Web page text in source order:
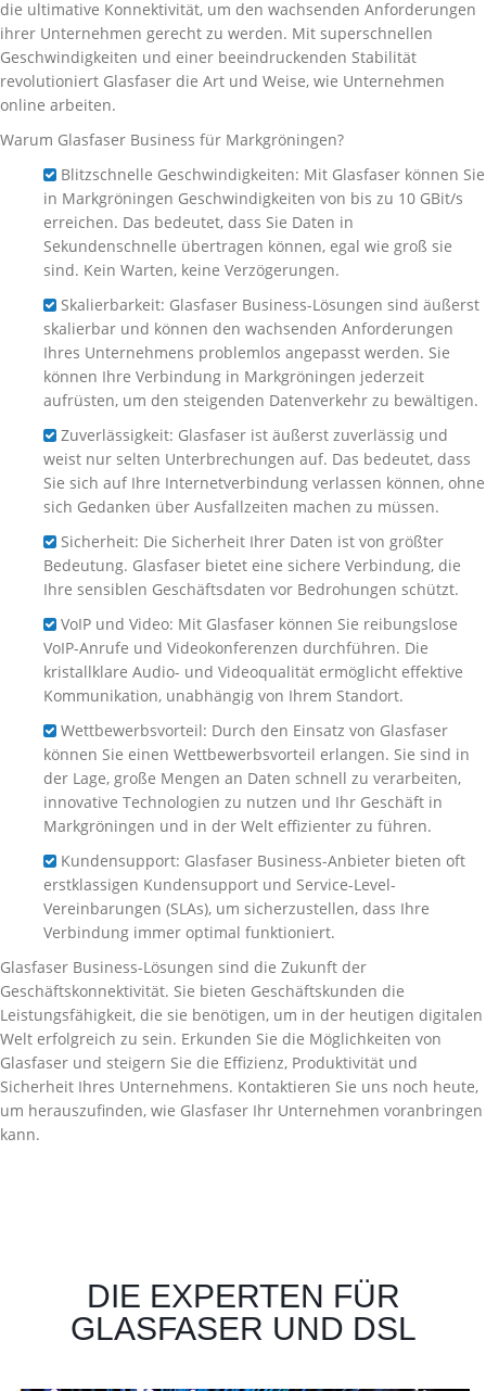
die ultimative Konnektivität, um den wachsenden Anforderungen
ihrer Unternehmen gerecht zu werden. Mit superschnellen
Geschwindigkeiten und einer beeindruckenden Stabilität
revolutioniert Glasfaser die Art und Weise, wie Unternehmen
online arbeiten.
Warum Glasfaser Business für Markgröningen?
Blitzschnelle Geschwindigkeiten: Mit Glasfaser können Sie
in Markgröningen Geschwindigkeiten von bis zu 10 GBit/s
erreichen. Das bedeutet, dass Sie Daten in
Sekundenschnelle übertragen können, egal wie groß sie
sind. Kein Warten, keine Verzögerungen.
Skalierbarkeit: Glasfaser Business-Lösungen sind äußerst
skalierbar und können den wachsenden Anforderungen
Ihres Unternehmens problemlos angepasst werden. Sie
können Ihre Verbindung in Markgröningen jederzeit
aufrüsten, um den steigenden Datenverkehr zu bewältigen.
Zuverlässigkeit: Glasfaser ist äußerst zuverlässig und
weist nur selten Unterbrechungen auf. Das bedeutet, dass
Sie sich auf Ihre Internetverbindung verlassen können, ohne
sich Gedanken über Ausfallzeiten machen zu müssen.
Sicherheit: Die Sicherheit Ihrer Daten ist von größter
Bedeutung. Glasfaser bietet eine sichere Verbindung, die
Ihre sensiblen Geschäftsdaten vor Bedrohungen schützt.
VoIP und Video: Mit Glasfaser können Sie reibungslose
VoIP-Anrufe und Videokonferenzen durchführen. Die
kristallklare Audio- und Videoqualität ermöglicht effektive
Kommunikation, unabhängig von Ihrem Standort.
Wettbewerbsvorteil: Durch den Einsatz von Glasfaser
können Sie einen Wettbewerbsvorteil erlangen. Sie sind in
der Lage, große Mengen an Daten schnell zu verarbeiten,
innovative Technologien zu nutzen und Ihr Geschäft in
Markgröningen und in der Welt effizienter zu führen.
Kundensupport: Glasfaser Business-Anbieter bieten oft
erstklassigen Kundensupport und Service-Level-
Vereinbarungen (SLAs), um sicherzustellen, dass Ihre
Verbindung immer optimal funktioniert.
Glasfaser Business-Lösungen sind die Zukunft der
Geschäftskonnektivität. Sie bieten Geschäftskunden die
Leistungsfähigkeit, die sie benötigen, um in der heutigen digitalen
Welt erfolgreich zu sein. Erkunden Sie die Möglichkeiten von
Glasfaser und steigern Sie die Effizienz, Produktivität und
Sicherheit Ihres Unternehmens. Kontaktieren Sie uns noch heute,
um herauszufinden, wie Glasfaser Ihr Unternehmen voranbringen
kann.
DIE EXPERTEN FÜR
GLASFASER UND DSL